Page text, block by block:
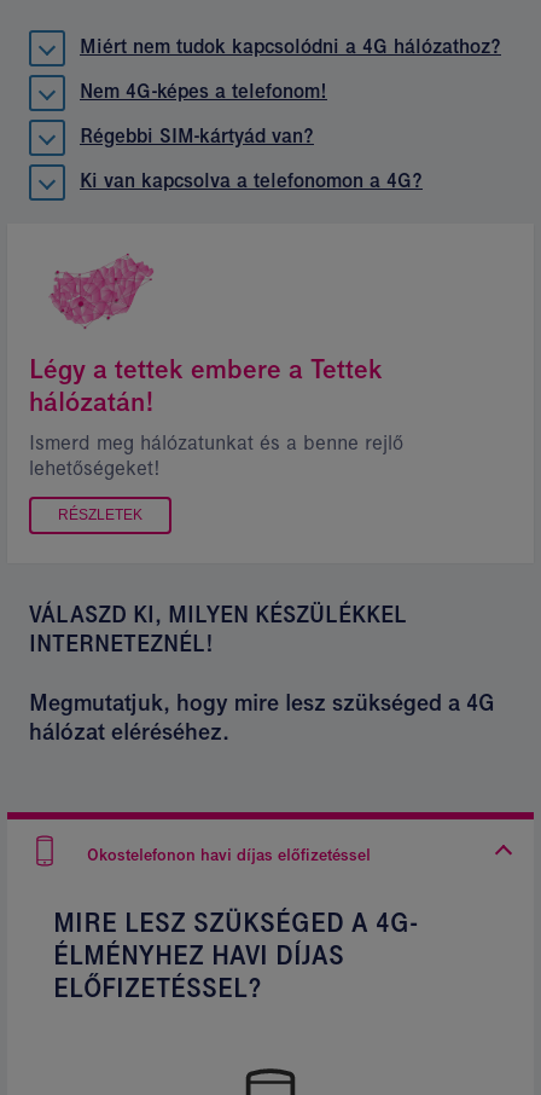
Miért nem tudok kapcsolódni a 4G hálózathoz?
Nem 4G-képes a telefonom!
Régebbi SIM-kártyád van?
Ki van kapcsolva a telefonomon a 4G?
Légy a tettek embere a Tettek
hálózatán!
Ismerd meg hálózatunkat és a benne rejlő
lehetőségeket!
RÉSZLETEK
VÁLASZD KI, MILYEN KÉSZÜLÉKKEL
INTERNETEZNÉL!
Megmutatjuk, hogy mire lesz szükséged a 4G
hálózat eléréséhez.
Okostelefonon havi díjas előfizetéssel
MIRE LESZ SZÜKSÉGED A 4G-
ÉLMÉNYHEZ HAVI DÍJAS
ELŐFIZETÉSSEL?